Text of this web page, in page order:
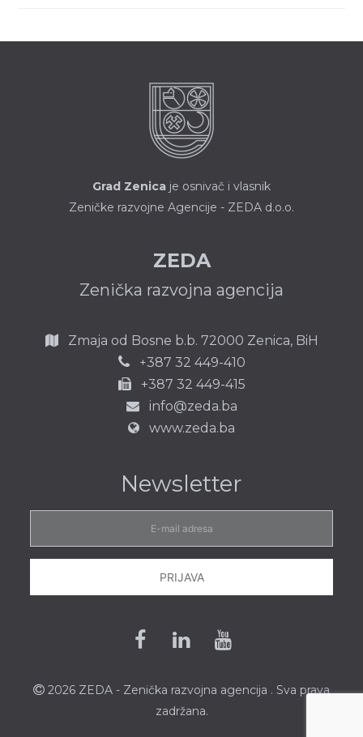
Grad Zenica je osnivač i vlasnik
Zeničke razvojne Agencije - ZEDA d.o.o.
ZEDA
Zenička razvojna agencija
Zmaja od Bosne b.b. 72000 Zenica, BiH
+387 32 449-410
+387 32 449-415
info@zeda.ba
www.zeda.ba
Newsletter
adresa
PRIJAVA
Facebook
LinkedinYoutube
2026 ZEDA - Zenička razvojna agencija . Sva prava
zadržana.